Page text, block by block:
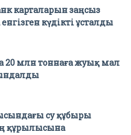
карталарын заңсыз
күдікті ұсталды
20 млн тоннаға жуық мал
су құбыры
құрылысына